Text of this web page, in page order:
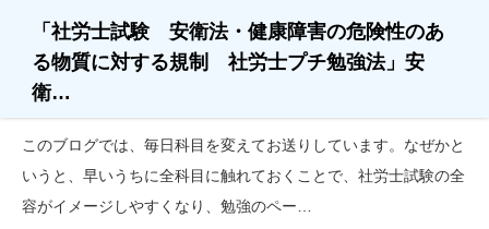
「社労士試験 安衛法・健康障害の危険性のあ
る物質に対する規制 社労士プチ勉強法」安
衛…
このブログでは、毎日科目を変えてお送りしています。なぜかと
いうと、早いうちに全科目に触れておくことで、社労士試験の全
容がイメージしやすくなり、勉強のペー…